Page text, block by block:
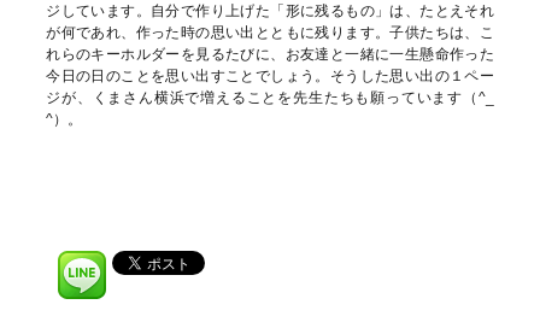
ジしています。自分で作り上げた「形に残るもの」は、たとえそれ
が何であれ、作った時の思い出とともに残ります。子供たちは、こ
れらのキーホルダーを見るたびに、お友達と一緒に一生懸命作った
今日の日のことを思い出すことでしょう。そうした思い出の１ペー
ジが、くまさん横浜で増えることを先生たちも願っています（^_
^）。